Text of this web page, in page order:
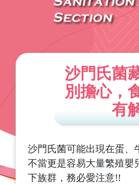
沙門氏菌
別擔心，
有
沙門氏菌可能出現在蛋、
不當更是容易大量繁殖嬰
下族群，務必愛注意!!